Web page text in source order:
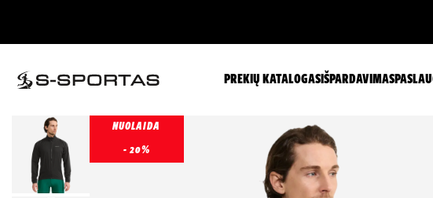
PREKIŲ KATALOGASIŠPARDAVIMAS
NUOLAIDA
- 20%